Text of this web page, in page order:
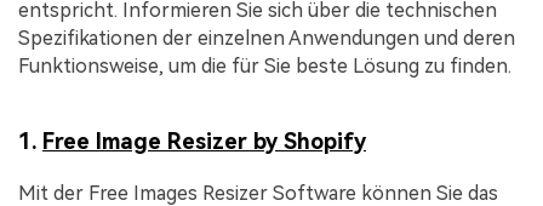
entspricht. Informieren Sie sich über die technischen
Spezifikationen der einzelnen Anwendungen und deren
Funktionsweise, um die für Sie beste Lösung zu finden.
1. Free Image Resizer by Shopify
Mit der Free Images Resizer Software können Sie das